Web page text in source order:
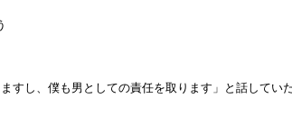
すし、僕も男としての責任を取ります」と話して